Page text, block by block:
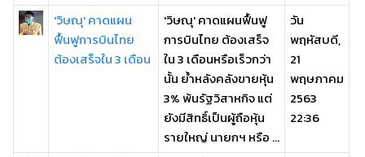
'วิษณุ' คาดแผน
ฟื้นฟูการบินไทย
ต้องเสร็จใน 3 เดือน
'วิษณุ' คาดแผนฟื้นฟู
การบินไทย ต้องเสร็จ
ใน 3 เดือนหรือเร็วกว่า
นั้น ย้ำหลังคลังขายหุ้น
3% พ้นรัฐวิสาหกิจ แต่
ยังมีสิทธิ์เป็นผู้ถือหุ้น
รายใหญ่ นายกฯ หรือ ...
วัน
พฤหัสบดี,
21
พฤษภาคม
2563
22:36